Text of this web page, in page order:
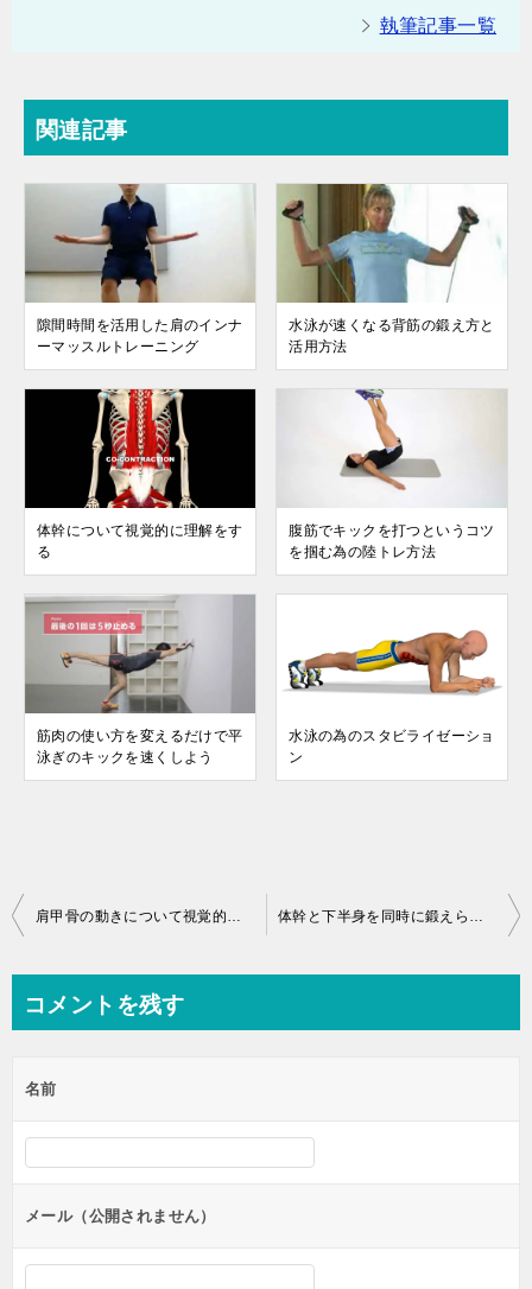
執筆記事一覧
関連記事
隙間時間を活用した肩のインナ
ーマッスルトレーニング
水泳が速くなる背筋の鍛え方と
活用方法
体幹について視覚的に理解をす
る
腹筋でキックを打つというコツ
を掴む為の陸トレ方法
筋肉の使い方を変えるだけで平
泳ぎのキックを速くしよう
水泳の為のスタビライゼーショ
ン
投
ビ
ー
シ
ン
肩甲骨の動きについて視覚的に理解してみよう 体幹と下半身を同時に鍛えられる陸上トレーニング
コメントを残す
名前
メール（公開されません）